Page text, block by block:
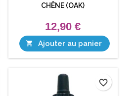
CHÊNE (OAK)
12,90 €
 Ajouter au panier
favorite_border